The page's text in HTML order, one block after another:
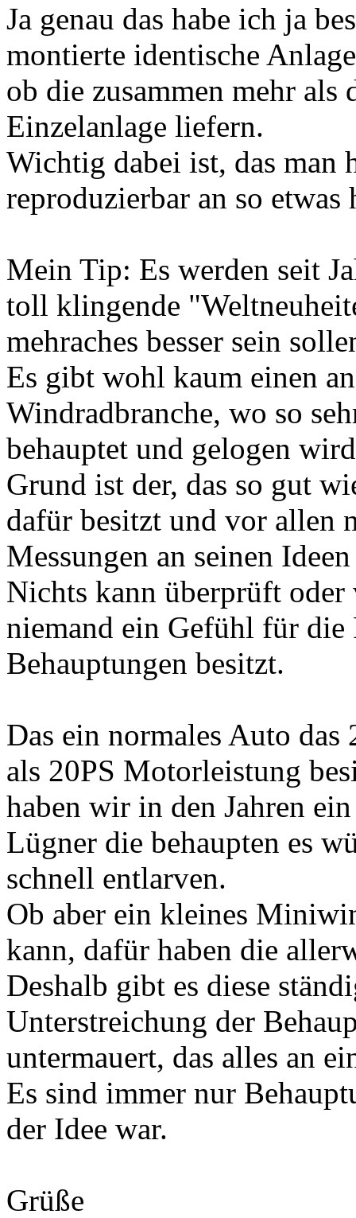
Ja genau das habe ich ja
montierte identische
ob die zusammen mehr als
Einzelanlage liefern.
Wichtig dabei ist, das man
reproduzierbar an so etwas
Mein Tip: Es werden seit
toll klingende
mehraches besser sein
Es gibt wohl kaum einen
Windradbranche, wo so
behauptet und gelogen
Grund ist der, das so gut
dafür besitzt und vor allen
Messungen an seinen
Nichts kann überprüft
niemand ein Gefühl für
Behauptungen besitzt.
Das ein normales Auto
als 20PS Motorleistung
haben wir in den Jahren
Lügner die behaupten es
schnell entlarven.
Ob aber ein kleines
kann, dafür haben die
Deshalb gibt es diese
Unterstreichung der
untermauert, das alles an
Es sind immer nur
der Idee war.
Grüße